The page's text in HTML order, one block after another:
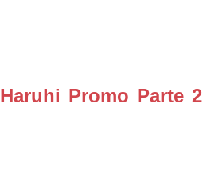
Haruhi Promo Parte 2